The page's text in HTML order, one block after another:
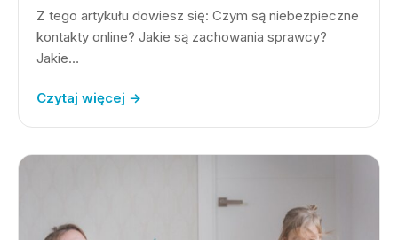
Z tego artykułu dowiesz się: Czym są niebezpieczne
kontakty online? Jakie są zachowania sprawcy?
Jakie…
Czytaj więcej →